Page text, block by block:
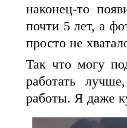
наконец-то
почти 5 лет, а
просто не
Так что могу
работать
работы. Я даже